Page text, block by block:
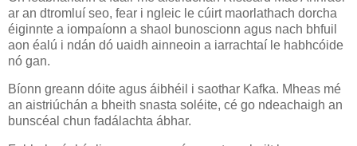
ar an dtromluí seo, fear i ngleic le cúirt maorlathach dorcha
éiginnte a iompaíonn a shaol bunoscionn agus nach bhfuil
aon éalú i ndán dó uaidh ainneoin a iarrachtaí le habhcóide
nó gan.
Bíonn greann dóite agus áibhéil i saothar Kafka. Mheas mé
an aistriúchán a bheith snasta soléite, cé go ndeachaigh an
bunscéal chun fadálachta ábhar.